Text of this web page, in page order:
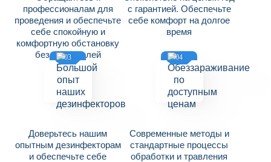
профессионалам для
проведения и обеспечьте
себе спокойную и
комфортную обстановку
без вредителей
с гарантией. Обеспечьте
себе комфорт на долгое
время
03
Доверьтесь нашим
опытным дезинфекторам
и обеспечьте себе
04
Современные методы и
стандартные процессы
обработки и травления